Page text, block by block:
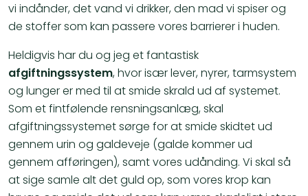
vi indånder, det vand vi drikker, den mad vi spiser og
de stoffer som kan passere vores barrierer i huden.
Heldigvis har du og jeg et fantastisk
afgiftningssystem, hvor især lever, nyrer, tarmsystem
og lunger er med til at smide skrald ud af systemet.
Som et fintfølende rensningsanlæg, skal
afgiftningssystemet sørge for at smide skidtet ud
gennem urin og galdeveje (galde kommer ud
gennem afføringen), samt vores udånding. Vi skal så
at sige samle alt det guld op, som vores krop kan